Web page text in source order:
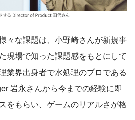
々な課題は、小野崎さんが新規事
現場で知った課題感をもとにして
業界出身者で水処理のプロである
岩永さんから今までの経験に即
をもらい、ゲームのリアルさが格